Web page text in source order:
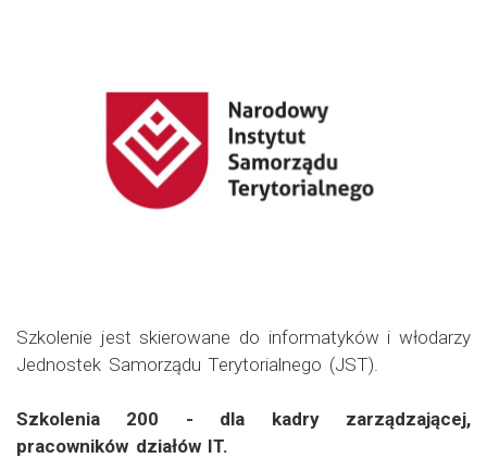
Szkolenie jest skierowane do informatyków i włodarzy
Jednostek Samorządu Terytorialnego (JST).
Szkolenia 200 - dla kadry zarządzającej,
pracowników działów IT.